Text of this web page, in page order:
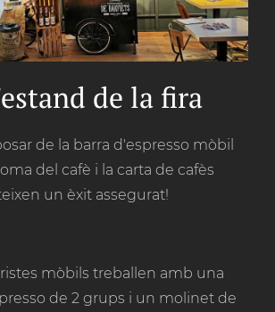
de la fira
de la barra d'espresso mòbil
del cafè i la carta de cafès
un èxit assegurat!
mòbils treballen amb una
de 2 grups i un molinet de